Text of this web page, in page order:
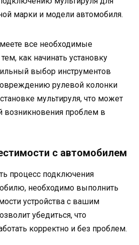
марки и модели автомобиля.
все необходимые
как начинать установку
выбор инструментов
рулевой колонки
мультируля, что может
возникновения проблем в
с автомобилем
процесс подключения
необходимо выполнить
устройства с вашим
убедиться, что
корректно и без проблем.